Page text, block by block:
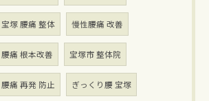
宝塚 腰痛 整体 慢性腰痛 改善
腰痛 根本改善 宝塚市 整体院
腰痛 再発 防止 ぎっくり腰 宝塚